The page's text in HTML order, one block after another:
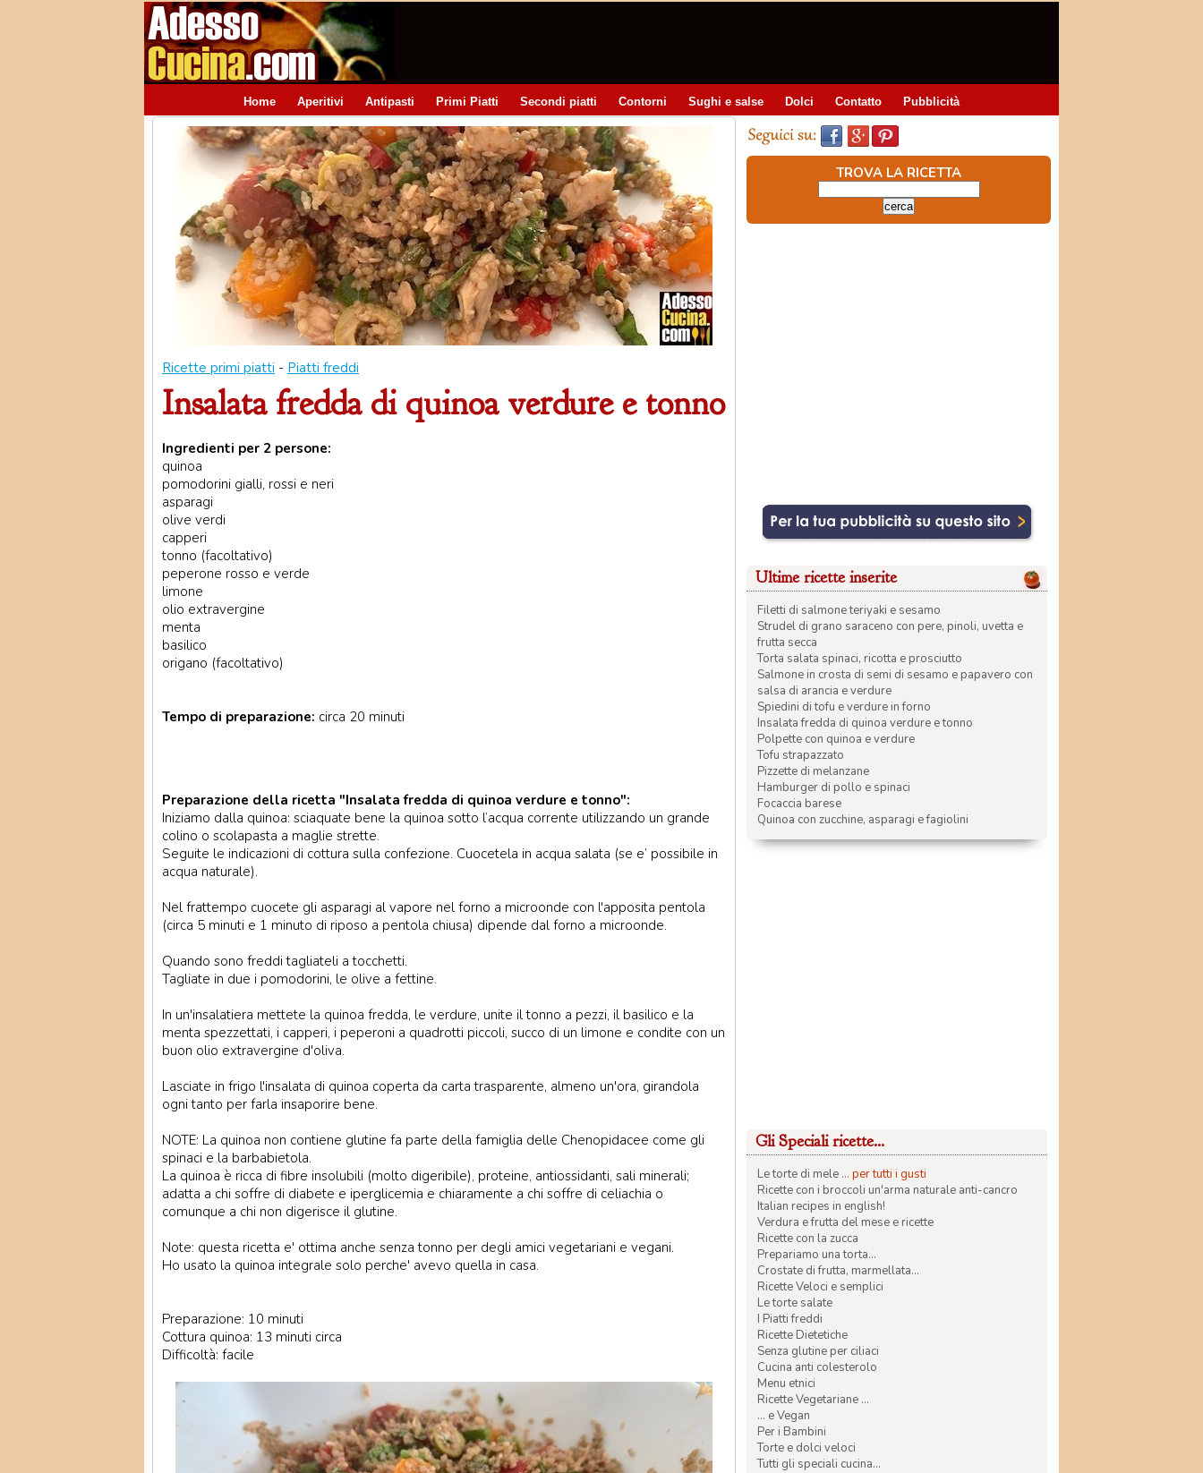
Home Aperitivi Antipasti Primi Piatti Secondi piatti Contorni Sughi e salse Dolci Contatto Pubblicità
Ricette primi piatti - Piatti freddi
Insalata fredda di quinoa verdure e tonno
Ingredienti per 2 persone:
quinoa
pomodorini gialli, rossi e neri
asparagi
olive verdi
capperi
tonno (facoltativo)
peperone rosso e verde
limone
olio extravergine
menta
basilico
origano (facoltativo)
Tempo di preparazione: circa 20 minuti
Preparazione della ricetta "Insalata fredda di quinoa verdure e tonno":
Iniziamo dalla quinoa: sciaquate bene la quinoa sotto l’acqua corrente utilizzando un grande
colino o scolapasta a maglie strette.
Seguite le indicazioni di cottura sulla confezione. Cuocetela in acqua salata (se e’ possibile in
acqua naturale).
Nel frattempo cuocete gli asparagi al vapore nel forno a microonde con l'apposita pentola
(circa 5 minuti e 1 minuto di riposo a pentola chiusa) dipende dal forno a microonde.
Quando sono freddi tagliateli a tocchetti.
Tagliate in due i pomodorini, le olive a fettine.
In un'insalatiera mettete la quinoa fredda, le verdure, unite il tonno a pezzi, il basilico e la
menta spezzettati, i capperi, i peperoni a quadrotti piccoli, succo di un limone e condite con un
buon olio extravergine d'oliva.
Lasciate in frigo l'insalata di quinoa coperta da carta trasparente, almeno un'ora, girandola
ogni tanto per farla insaporire bene.
NOTE: La quinoa non contiene glutine fa parte della famiglia delle Chenopidacee come gli
spinaci e la barbabietola.
La quinoa è ricca di fibre insolubili (molto digeribile), proteine, antiossidanti, sali minerali;
adatta a chi soffre di diabete e iperglicemia e chiaramente a chi soffre di celiachia o
comunque a chi non digerisce il glutine.
Note: questa ricetta e' ottima anche senza tonno per degli amici vegetariani e vegani.
Ho usato la quinoa integrale solo perche' avevo quella in casa.
Preparazione: 10 minuti
Cottura quinoa: 13 minuti circa
Difficoltà: facile
TROVA LA RICETTA
Ultime ricette inserite
Filetti di salmone teriyaki e sesamo
Strudel di grano saraceno con pere, pinoli, uvetta e
frutta secca
Torta salata spinaci, ricotta e prosciutto
Salmone in crosta di semi di sesamo e papavero con
salsa di arancia e verdure
Spiedini di tofu e verdure in forno
Insalata fredda di quinoa verdure e tonno
Polpette con quinoa e verdure
Tofu strapazzato
Pizzette di melanzane
Hamburger di pollo e spinaci
Focaccia barese
Quinoa con zucchine, asparagi e fagiolini
Gli Speciali ricette...
Le torte di mele ... per tutti i gusti
Ricette con i broccoli un'arma naturale anti-cancro
Italian recipes in english!
Verdura e frutta del mese e ricette
Ricette con la zucca
Prepariamo una torta...
Crostate di frutta, marmellata...
Ricette Veloci e semplici
Le torte salate
I Piatti freddi
Ricette Dietetiche
Senza glutine per ciliaci
Cucina anti colesterolo
Menu etnici
Ricette Vegetariane ...
... e Vegan
Per i Bambini
Torte e dolci veloci
Tutti gli speciali cucina...